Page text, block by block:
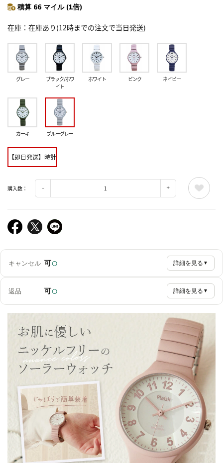
積算 66 マイル (1倍)
在庫 在庫あり(12時までの注文で当日発送)
グレー
ブラック/ホワ
イト
ホワイト ピンク ネイビー
カーキ ブルーグレー
【即日発送】時計
購入数：
キャンセル 可○ 詳細を見る ▼
返品 可○ 詳細を見る ▼